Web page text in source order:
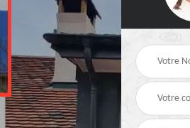
Devis changement de
tuile Suisse